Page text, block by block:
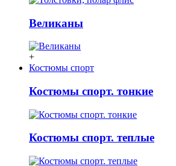
Великаны
+
Костюмы спорт
Костюмы спорт. тонкие
Костюмы спорт. теплые